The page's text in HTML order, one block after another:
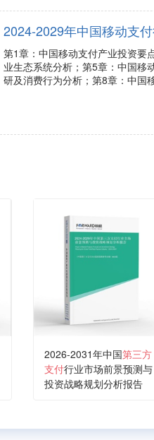
2024-2029年中国移动支
第1章：中国移动支付产业投资要
业生态系统分析；第5章：中国移
研及消费行为分析；第8章：中国
2026-2031年中国第三方
支付行业市场前景预测与
投资战略规划分析报告